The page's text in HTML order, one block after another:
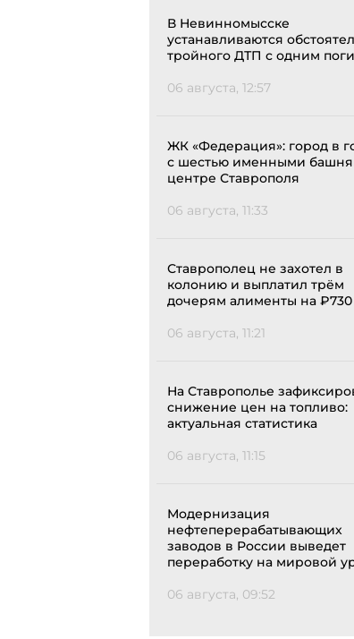
В Невинномысске
устанавливаются
тройного ДТП с одним
06 августа, 12:57
ЖК «Федерация»: город в
с шестью именными
центре Ставрополя
06 августа, 11:33
Ставрополец не захотел в
колонию и выплатил трём
дочерям алименты на ₽730
06 августа, 11:21
На Ставрополье
снижение цен на топливо:
актуальная статистика
06 августа, 11:15
Модернизация
нефтеперерабатывающих
заводов в России выведет
переработку на мировой
06 августа, 09:52